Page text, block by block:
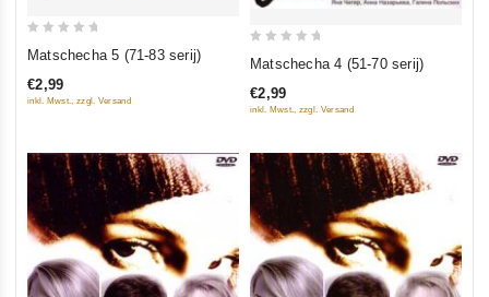
of
Matschecha 5 (71-83 serij)
€2,99
inkl. Mwst., zzgl. Versand of
Matschecha 4 (51-70 serij)
€2,99
inkl. Mwst., zzgl. Versand